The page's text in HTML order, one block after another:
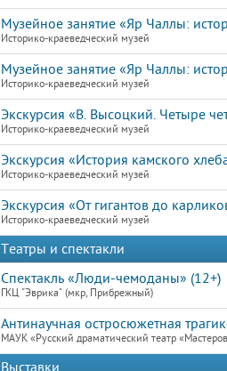
Музейное занятие «Яр Чаллы:
Историко-краеведческий музей
Музейное занятие «Яр Чаллы:
Историко-краеведческий музей
Экскурсия «В. Высоцкий. Четыре
Историко-краеведческий музей
Экскурсия «История камского
Историко-краеведческий музей
Экскурсия «От гигантов до
Историко-краеведческий музей
Театры и спектакли
Спектакль «Люди-чемоданы» (12+)
ГКЦ "Эврика" (мкр, Прибрежный)
Антинаучная остросюжетная
МАУК «Русский драматический театр
Выставки